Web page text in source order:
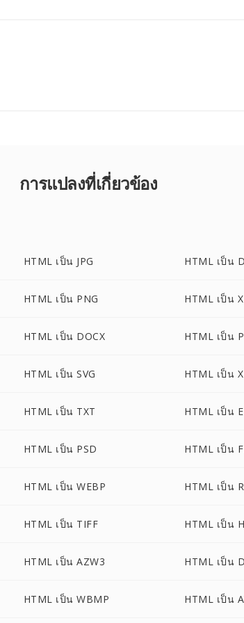
การแปลงที่เกี่ยวข้อง
HTML เป็น JPG HTML เป็น
HTML เป็น PNG HTML เป็น
HTML เป็น DOCX HTML เป็น
HTML เป็น SVG HTML เป็น
HTML เป็น TXT HTML เป็น
HTML เป็น PSD HTML เป็น
HTML เป็น WEBP HTML เป็น
HTML เป็น TIFF HTML เป็น
HTML เป็น AZW3 HTML เป็น
HTML เป็น WBMP HTML เป็น